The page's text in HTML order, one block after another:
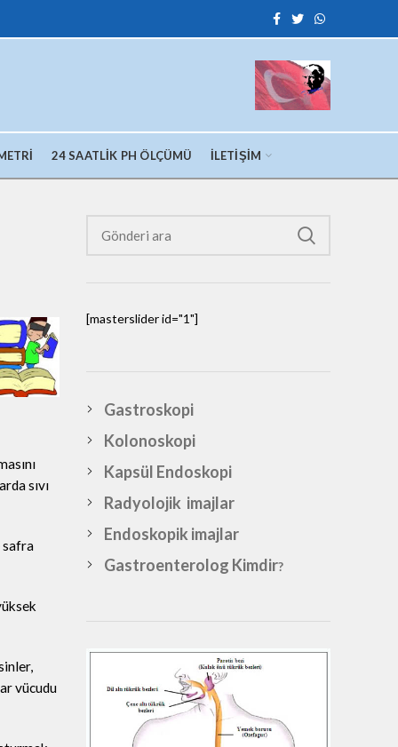
24 SAATLIK PH ÖLÇÜMÜ İLETIŞIM
sıvı
safra
vücudu
[masterslider id="1"]
Gastroskopi
Kolonoskopi
Kapsül Endoskopi
Radyolojik imajlar
Endoskopik imajlar
Gastroenterolog Kimdir?